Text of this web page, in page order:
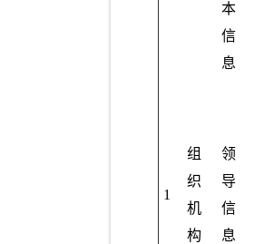
1
组
织
机
构
本
信
息
领
导
信
息